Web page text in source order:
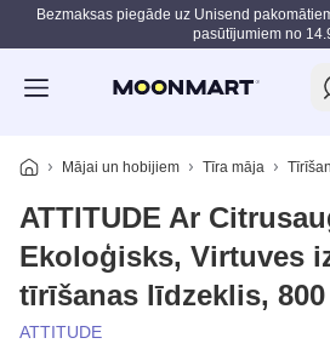
Pāriet uz galveno saturu
Bezmaksas piegāde uz Unisend
pasūtījumiem no
Mājai un hobijiem Tīra māja
ATTITUDE Ar
Ekoloģisks, Virtuves
tīrīšanas līdzeklis, 800
ATTITUDE